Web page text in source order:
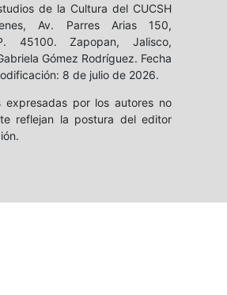
de la Cultura del CUCSH
Av. Parres Arias 150,
45100. Zapopan, Jalisco,
Gómez Rodríguez. Fecha
8 de julio de 2026.
expresadas por los autores no
reflejan la postura del editor